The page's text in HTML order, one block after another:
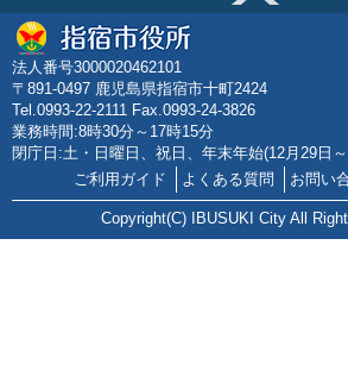
法人番号3000020462101
〒891-0497 鹿児島県指宿市十町2424
Tel.0993-22-2111 Fax.0993-24-3826
業務時間:8時30分～17時15分
閉庁日:土・日曜日、祝日、年末年始(12月29日
ご利用ガイド
よくある質問 お問い
Copyright(C) IBUSUKI City All